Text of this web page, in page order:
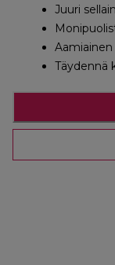
Juuri
Täydennä